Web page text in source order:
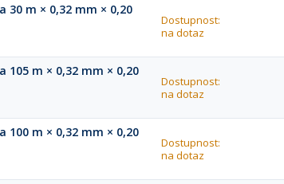
30 m × 0,32 mm × 0,20
Dostupnost:
na dotaz
105 m × 0,32 mm × 0,20
Dostupnost:
na dotaz
100 m × 0,32 mm × 0,20
Dostupnost:
na dotaz